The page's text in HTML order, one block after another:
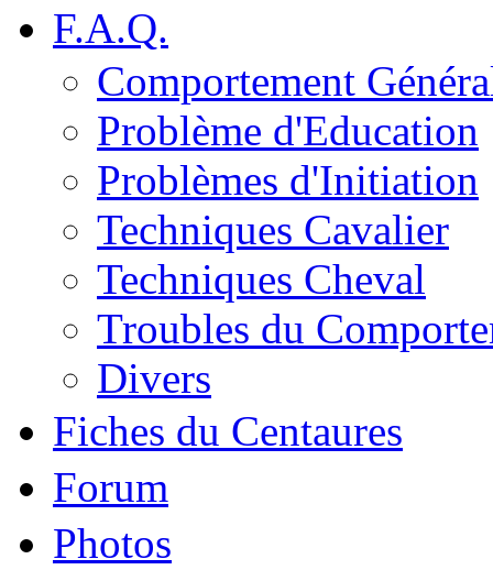
F.A.Q.
Comportement
Problème d'Education
Problèmes d'Initiation
Techniques Cavalier
Techniques Cheval
Troubles du
Divers
Fiches du Centaures
Forum
Photos